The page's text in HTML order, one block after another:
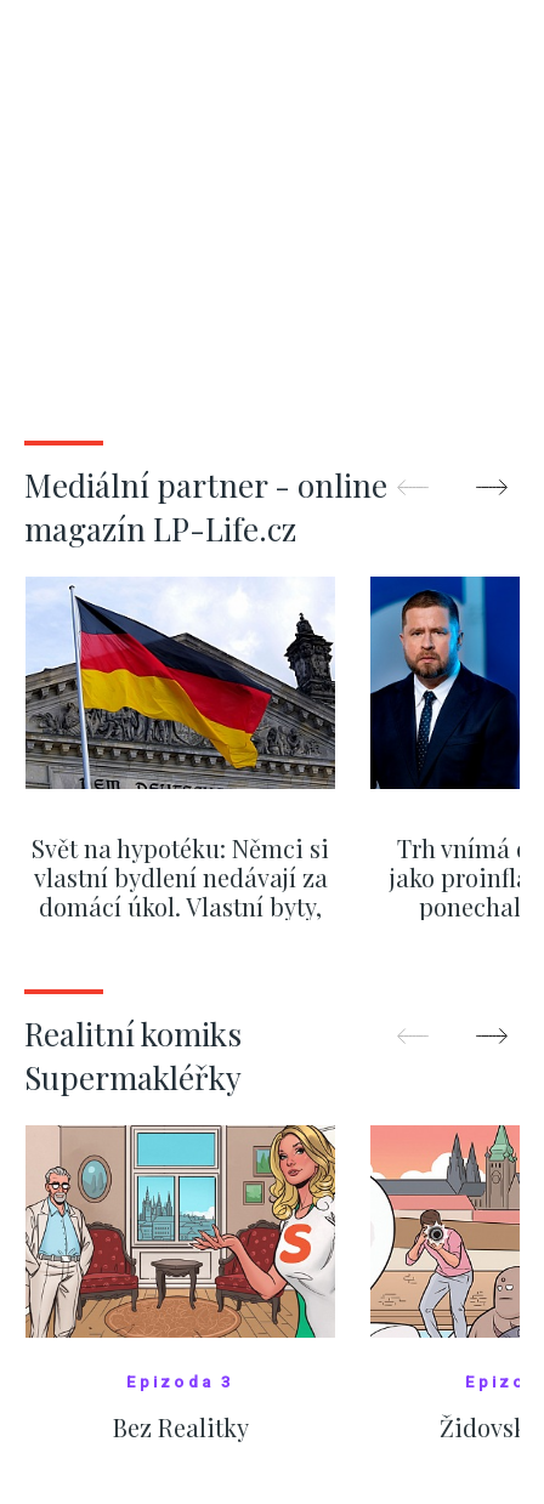
Mediální partner - online
magazín LP-Life.cz
Svět na hypotéku: Němci si
vlastní bydlení nedávají za
domácí úkol. Vlastní byty,
Trh vnímá
jako
ponechali
Realitní komiks
Supermakléřky
Epizoda 3
Bez Realitky